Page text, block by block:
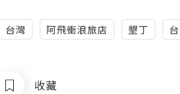
台灣 阿飛衝浪旅店 墾丁
收藏